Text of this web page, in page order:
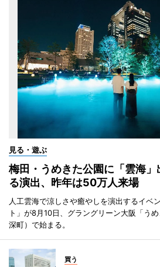
見る・遊ぶ
梅田・うめきた公園に「雲海
る演出、昨年は50万人来場
人工雲海で涼しさや癒やしを演出するイベ
ト」が8月10日、グラングリーン大阪「う
深町）で始まる。
買う